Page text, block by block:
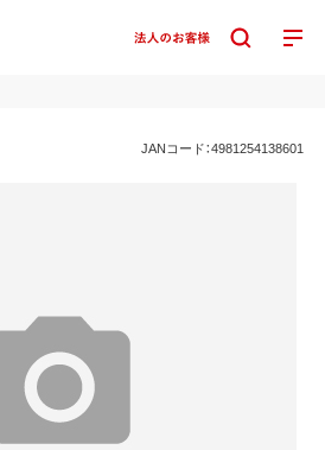
JANコード：4981254138601